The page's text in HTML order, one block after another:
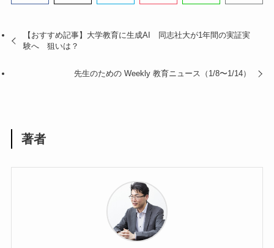
【おすすめ記事】大学教育に生成AI 同志社大が1年間の実証実
験へ 狙いは？
先生のための Weekly 教育ニュース（1/8〜1/14）
著者